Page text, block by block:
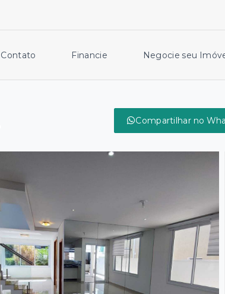
Contato Financie Negocie seu
Compartilhar no